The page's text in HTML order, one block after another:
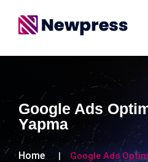
Google Ads
Yapma
Home Google Ads